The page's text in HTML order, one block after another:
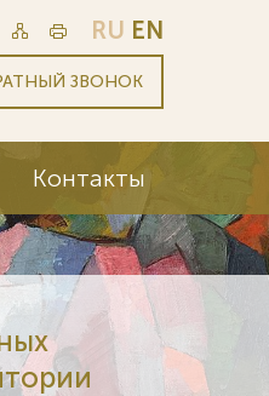
RU EN
ЗВОНОК
Контакты